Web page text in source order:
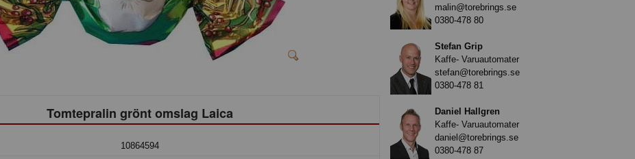
Tomtepralin grönt omslag Laica
10864594
malin@torebrings.se
0380-478 80
Stefan Grip
Kaffe- Varuautomater
stefan@torebrings.se
0380-478 81
Daniel Hallgren
Kaffe- Varuautomater
daniel@torebrings.se
0380-478 87